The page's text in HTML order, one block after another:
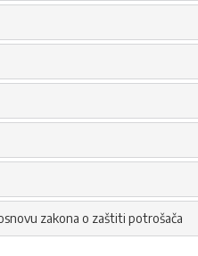
zakona o zaštiti potrošača